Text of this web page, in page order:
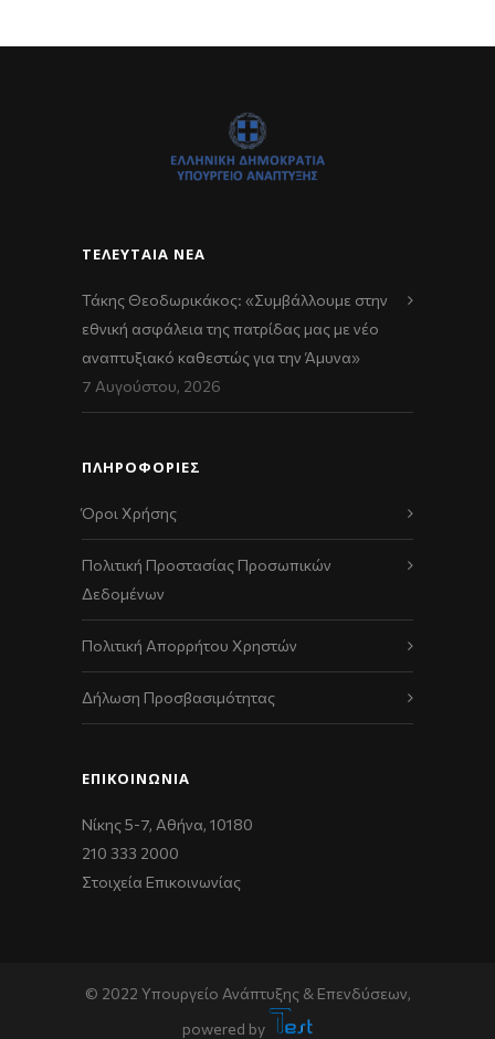
ΤΕΛΕΥΤΑΊΑ ΝΈΑ
Τάκης Θεοδωρικάκος: «Συμβάλλουμε στην
εθνική ασφάλεια της πατρίδας μας με νέο
αναπτυξιακό καθεστώς για την Άμυνα»
7 Αυγούστου, 2026
ΠΛΗΡΟΦΟΡΙΕΣ
Όροι Χρήσης
Πολιτική Προστασίας Προσωπικών
Δεδομένων
Πολιτική Απορρήτου Χρηστών
Δήλωση Προσβασιμότητας
ΕΠΙΚΟΙΝΩΝΊΑ
Νίκης 5-7, Αθήνα, 10180
210 333 2000
Στοιχεία Επικοινωνίας
© 2022 Υπουργείο Ανάπτυξης & Επενδύσεων,
powered by